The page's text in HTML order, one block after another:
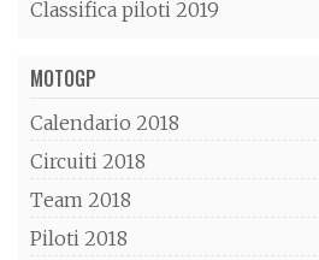
Classifica piloti 2019
MOTOGP
Calendario 2018
Circuiti 2018
Team 2018
Piloti 2018